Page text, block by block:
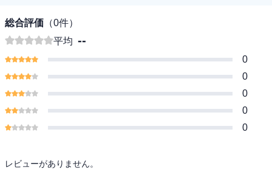
総合評価 （0件）
平均 --
0
0
0
0
0
レビューがありません。